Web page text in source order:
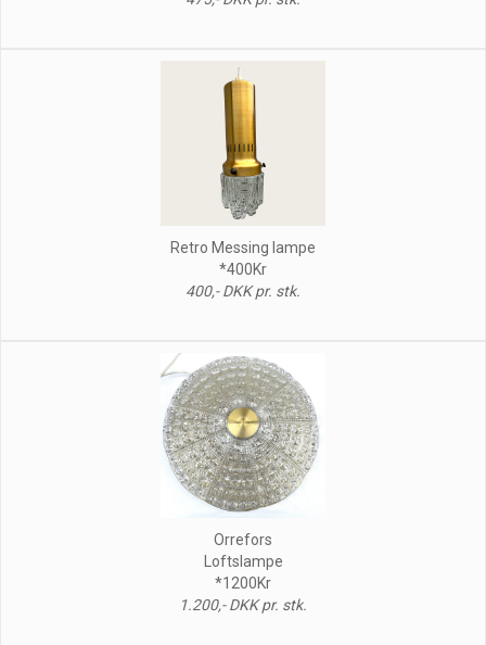
Retro Messing lampe
*400Kr
400,- DKK pr. stk.
Orrefors
Loftslampe
*1200Kr
1.200,- DKK pr. stk.